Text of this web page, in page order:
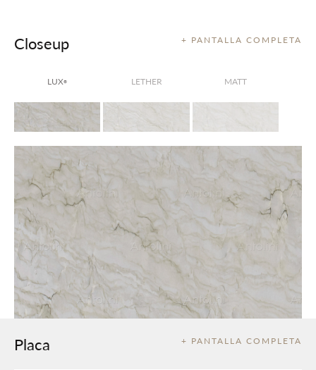
+ PANTALLA COMPLETA
Closeup
LUX® LETHER MATT
+ PANTALLA COMPLETA
Placa